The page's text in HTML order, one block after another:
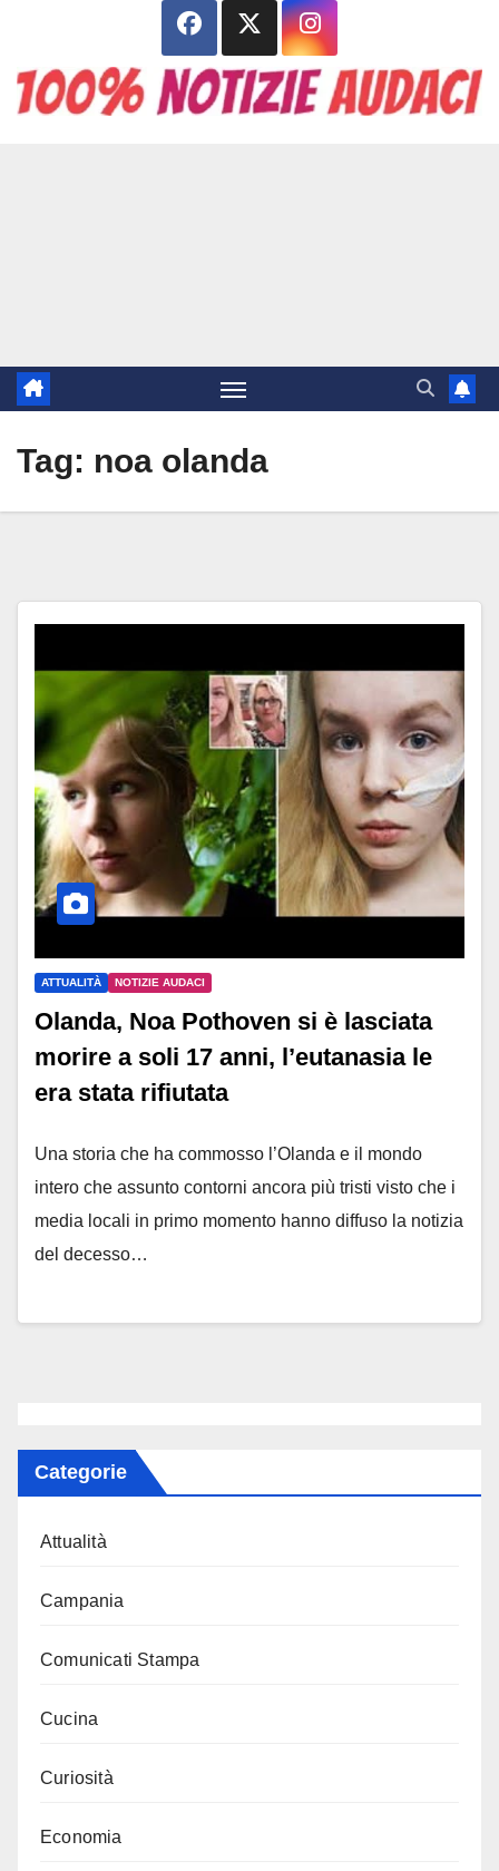
contenuto
Tag: noa olanda
ATTUALITÀ NOTIZIE AUDACI
Olanda, Noa Pothoven si è lasciata
morire a soli 17 anni, l’eutanasia le
era stata rifiutata
Una storia che ha commosso l’Olanda e il mondo
intero che assunto contorni ancora più tristi visto che i
media locali in primo momento hanno diffuso la notizia
del decesso…
Categorie
Attualità
Campania
Comunicati Stampa
Cucina
Curiosità
Economia